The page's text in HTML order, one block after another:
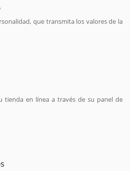
que transmita los valores de la
tienda en línea a través de su panel de